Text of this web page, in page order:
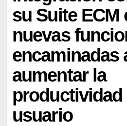
su Suite ECM
nuevas
encaminadas
aumentar la
productividad
usuario